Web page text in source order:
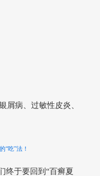
屑病、过敏性皮炎、
“吃”法！
终于要回到“百癣夏